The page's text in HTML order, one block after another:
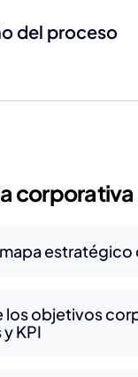
del proceso
corporativa
los objetivos
KPI